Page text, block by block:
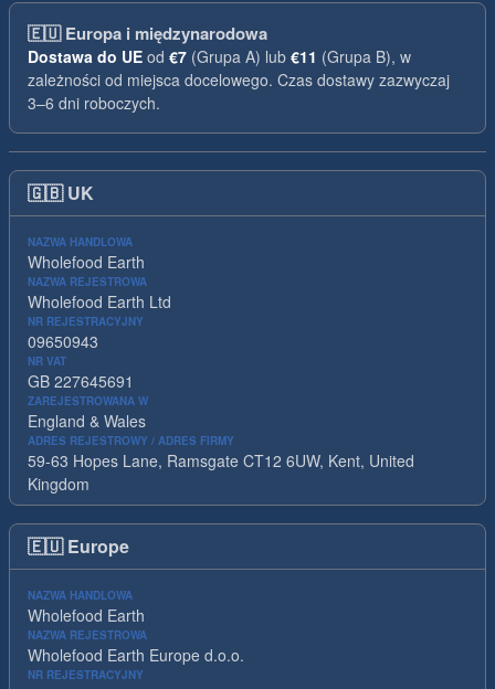
🇪🇺Europa i międzynarodowa
Dostawa do UE od €7 (Grupa A) lub €11 (Grupa B), w
zależności od miejsca docelowego. Czas dostawy zazwyczaj
3–6 dni roboczych.
🇬🇧 UK
NAZWA HANDLOWA
Wholefood Earth
NAZWA REJESTROWA
Wholefood Earth Ltd
NR REJESTRACYJNY
09650943
NR VAT
GB 227645691
ZAREJESTROWANA W
England & Wales
ADRES REJESTROWY / ADRES FIRMY
59-63 Hopes Lane, Ramsgate CT12 6UW, Kent, United
Kingdom
🇪🇺 Europe
NAZWA HANDLOWA
Wholefood Earth
NAZWA REJESTROWA
Wholefood Earth Europe d.o.o.
NR REJESTRACYJNY